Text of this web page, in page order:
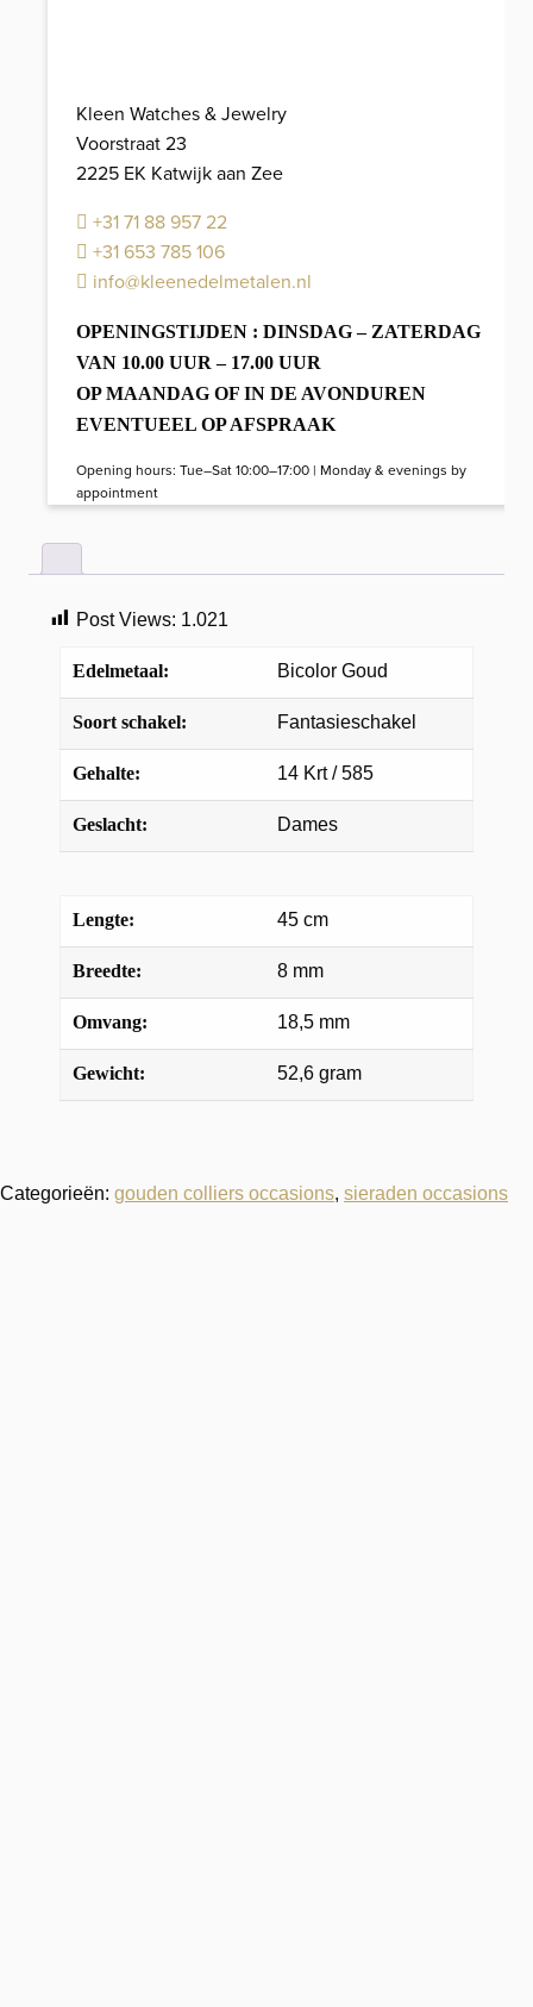
totaal
52,6
gram
Kleen Watches & Jewelry
Voorstraat 23
2225 EK Katwijk aan Zee
+31 71 88 957 22
+31 653 785 106
info@kleenedelmetalen.nl
OPENINGSTIJDEN : DINSDAG – ZATERDAG
VAN 10.00 UUR – 17.00 UUR
OP MAANDAG OF IN DE AVONDUREN
EVENTUEEL OP AFSPRAAK
Opening hours: Tue–Sat 10:00–17:00 | Monday & evenings by
appointment
Post Views: 1.021
Edelmetaal: Bicolor Goud
Soort schakel: Fantasieschakel
Gehalte: 14 Krt / 585
Geslacht: Dames
Lengte: 45 cm
Breedte: 8 mm
Omvang: 18,5 mm
Gewicht: 52,6 gram
Categorieën: gouden colliers occasions, sieraden occasions